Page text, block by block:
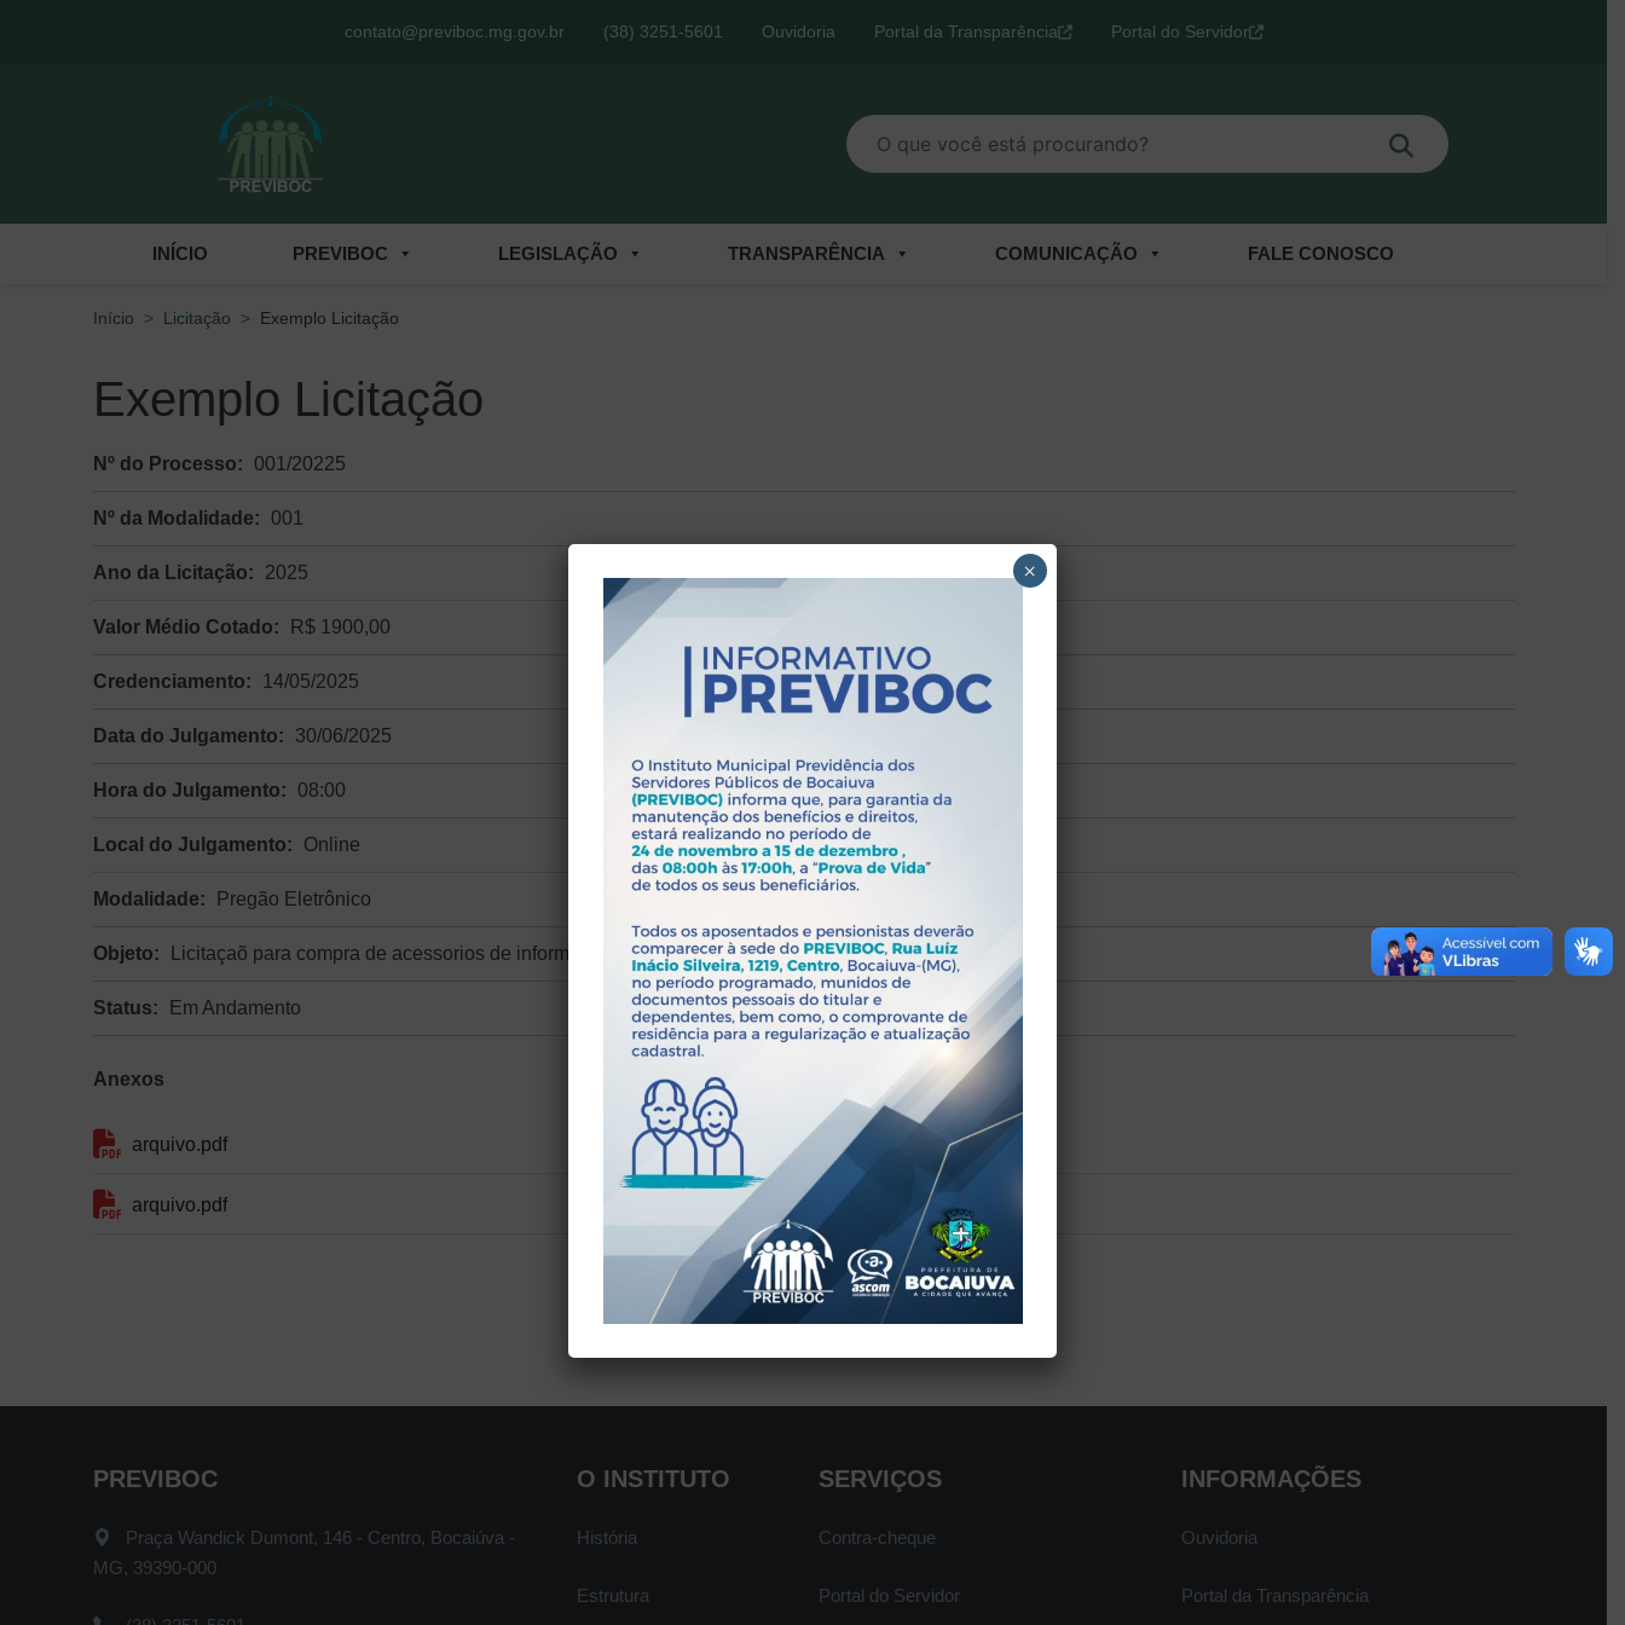
Menu de Acesso Rápidocontato@previboc.mg.gov.br (38) 3251-5601 Ouvidoria Portal da Transparência Portal do Servidor
O que você está procurando? Buscar
INÍCIO PREVIBOC LEGISLAÇÃO TRANSPARÊNCIA COMUNICAÇÃO FALE CONOSCO
Início Licitação Exemplo Licitação
Exemplo Licitação
Nº do Processo: 001/20225
Nº da Modalidade: 001
Ano da Licitação: 2025
Valor Médio Cotado: R$ 1900,00
Credenciamento: 14/05/2025
Data do Julgamento: 30/06/2025
Hora do Julgamento: 08:00
Local do Julgamento: Online
Modalidade: Pregão Eletrônico
Objeto: Licitaçaõ para compra de acessorios de informática.
Status: Em Andamento
Anexos
arquivo.pdf
arquivo.pdf
VOLTAR
PREVIBOC
Praça Wandick Dumont, 146 - Centro, Bocaiúva -
MG, 39390-000
O INSTITUTO
História
Estrutura
SERVIÇOS
Contra-cheque
Portal do Servidor
INFORMAÇÕES
Ouvidoria
Portal da Transparência
×